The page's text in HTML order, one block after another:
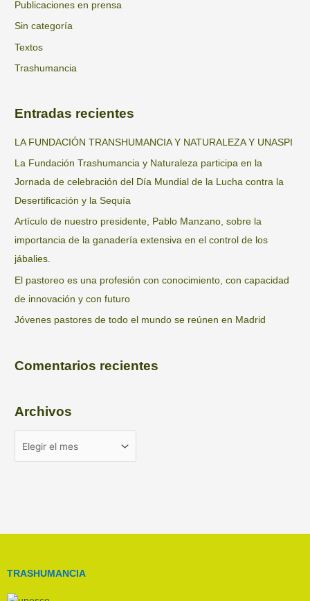
Publicaciones en prensa
Sin categoría
Textos
Trashumancia
Entradas recientes
LA FUNDACIÓN TRANSHUMANCIA Y NATURALEZA Y UNASPI
La Fundación Trashumancia y Naturaleza participa en la
Jornada de celebración del Día Mundial de la Lucha contra la
Desertificación y la Sequía
Artículo de nuestro presidente, Pablo Manzano, sobre la
importancia de la ganadería extensiva en el control de los
jábalies.
El pastoreo es una profesión con conocimiento, con capacidad
de innovación y con futuro
Jóvenes pastores de todo el mundo se reúnen en Madrid
Comentarios recientes
Archivos
TRASHUMANCIA